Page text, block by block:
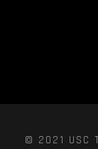
© 2021 USC